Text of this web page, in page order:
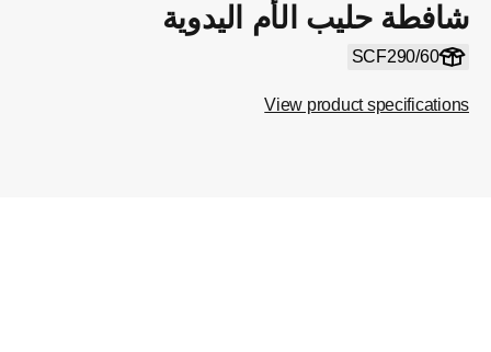
شافطة حليب الأم اليدوية
SCF290/60
View product specifications